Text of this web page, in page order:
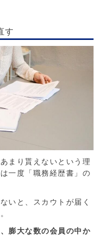
す
まり貰えないという理
一度「職務経歴書」の
いと、スカウトが届く
膨大な数の会員の中か